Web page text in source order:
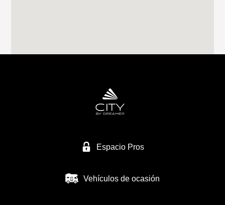
CARAVANAS MURCIA SL
CARAVANAS EUROPEAS SL
Espacio Pros
Vehículos de ocasión